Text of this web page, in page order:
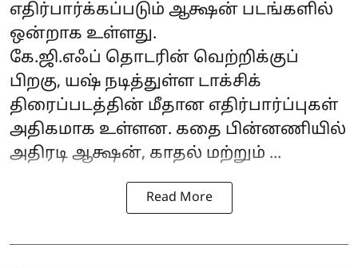
எதிர்பார்க்கப்படும் ஆக்ஷன் படங்களில்
ஒன்றாக உள்ளது.
கே.ஜி.எஃப் தொடரின் வெற்றிக்குப்
பிறகு, யஷ் நடித்துள்ள டாக்சிக்
திரைப்படத்தின் மீதான எதிர்பார்ப்புகள்
அதிகமாக உள்ளன. கதை பின்னணியில்
அதிரடி ஆக்ஷன், காதல் மற்றும் ...
Read More